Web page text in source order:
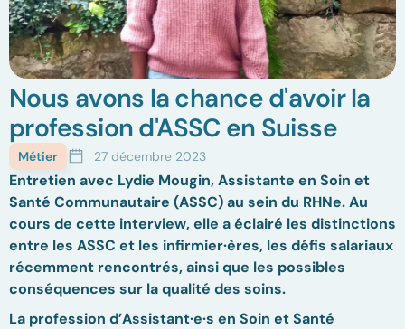
Nous avons la chance d'avoir la
profession d'ASSC en Suisse
Métier 27 décembre 2023
Entretien avec Lydie Mougin, Assistante en Soin et
Santé Communautaire (ASSC) au sein du RHNe. Au
cours de cette interview, elle a éclairé les distinctions
entre les ASSC et les infirmier·ères, les défis salariaux
récemment rencontrés, ainsi que les possibles
conséquences sur la qualité des soins.
La profession d’Assistant·e·s en Soin et Santé